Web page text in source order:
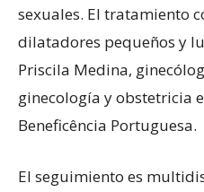
sexuales. El tratamiento
dilatadores pequeños y
Priscila Medina,
ginecología y obstetricia
Beneficência Portuguesa.
El seguimiento es